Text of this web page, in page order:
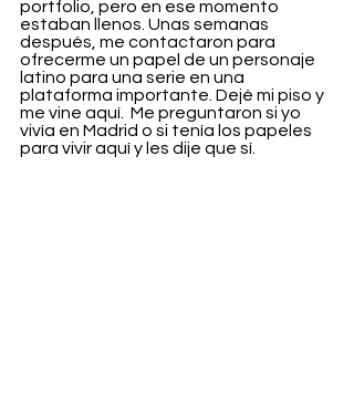
portfolio, pero en ese momento
estaban llenos. Unas semanas
después, me contactaron para
ofrecerme un papel de un personaje
latino para una serie en una
plataforma importante. Dejé mi piso y
me vine aquí.  Me preguntaron si yo
vivía en Madrid o si tenía los papeles
para vivir aquí y les dije que sí.